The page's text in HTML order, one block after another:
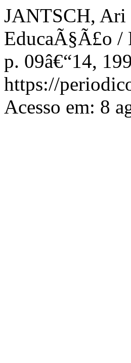
JANTSCH, Ari
EducaÃ§Ã£o /
p. 09â€“14,
https://
Acesso em: 8